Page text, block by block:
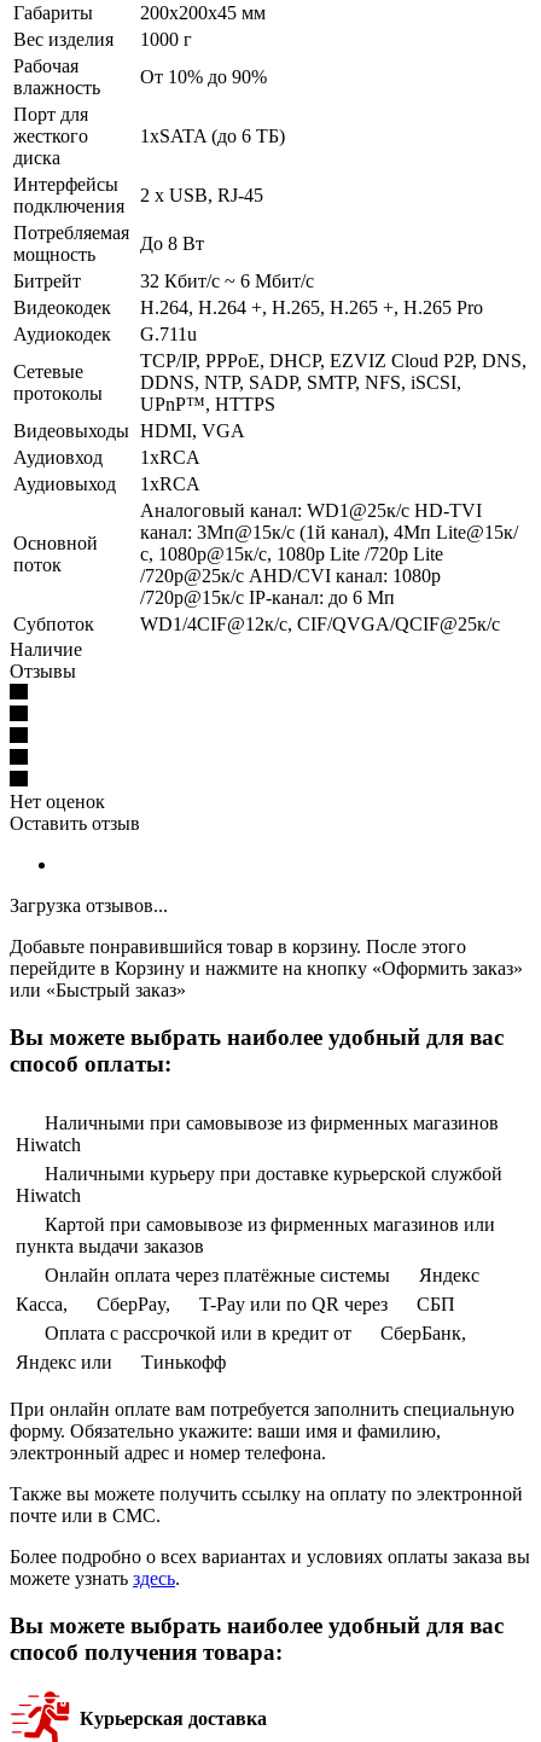
Габариты
200x200x45 мм
Вес изделия
1000 г
Рабочая
влажность
От 10% до 90%
Порт для
жесткого
диска
1xSATA (до 6 ТБ)
Интерфейсы
подключения
2 x USB, RJ-45
Потребляемая
мощность
До 8 Вт
Битрейт
32 Кбит/с ~ 6 Мбит/с
Видеокодек
H.264, H.264 +, H.265, H.265 +, H.265 Pro
Аудиокодек
G.711u
Сетевые
протоколы
TCP/IP, PPPoE, DHCP, EZVIZ Cloud P2P, DNS,
DDNS, NTP, SADP, SMTP, NFS, iSCSI,
UPnP™, HTTPS
Видеовыходы HDMI, VGA
Аудиовход
1хRCA
Аудиовыход
1хRCA
Основной
поток
Аналоговый канал: WD1@25к/с HD-TVI
канал: 3Мп@15к/с (1й канал), 4Мп Lite@15к/
с, 1080p@15к/с, 1080p Lite /720p Lite
/720p@25к/с AHD/CVI канал: 1080p
/720p@15к/с IP-канал: до 6 Мп
Субпоток
WD1/4CIF@12к/с, CIF/QVGA/QCIF@25к/с
Наличие
Отзывы
Нет оценок
Оставить отзыв
Загрузка отзывов...
Добавьте понравившийся товар в корзину. После этого
перейдите в Корзину и нажмите на кнопку «Оформить заказ»
или «Быстрый заказ»
Вы можете выбрать наиболее удобный для вас
способ оплаты:
Наличными при самовывозе из фирменных магазинов
Hiwatch
Наличными курьеру при доставке курьерской службой
Hiwatch
Картой при самовывозе из фирменных магазинов или
пункта выдачи заказов
Онлайн оплата через платёжные системы
Яндекс
Касса,
СберPay, T-Pay или по QR через
СБП
Оплата с рассрочкой или в кредит от
СберБанк,
Яндекс или
Тинькофф
При онлайн оплате вам потребуется заполнить специальную
форму. Обязательно укажите: ваши имя и фамилию,
электронный адрес и номер телефона.
Также вы можете получить ссылку на оплату по электронной
почте или в СМС.
Более подробно о всех вариантах и условиях оплаты заказа вы
можете узнать здесь.
Вы можете выбрать наиболее удобный для вас
способ получения товара:
Курьерская доставка